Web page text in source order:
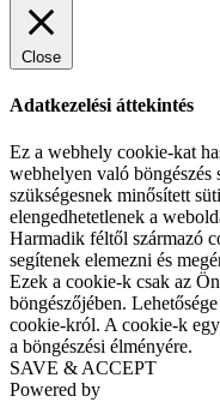
Close
Adatkezelési áttekintés
Ez a webhely cookie-kat
webhelyen való
szükségesnek minősített
elengedhetetlenek a
Harmadik féltől származó
segítenek elemezni és
Ezek a cookie-k csak az
böngészőjében.
cookie-król. A cookie-k egy
a böngészési élményére.
SAVE & ACCEPT
Powered by